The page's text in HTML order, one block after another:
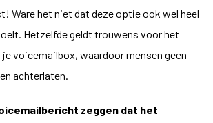
Ware het niet dat deze optie ook wel heel
Hetzelfde geldt trouwens voor het
voicemailbox, waardoor mensen geen
achterlaten.
zeggen dat het